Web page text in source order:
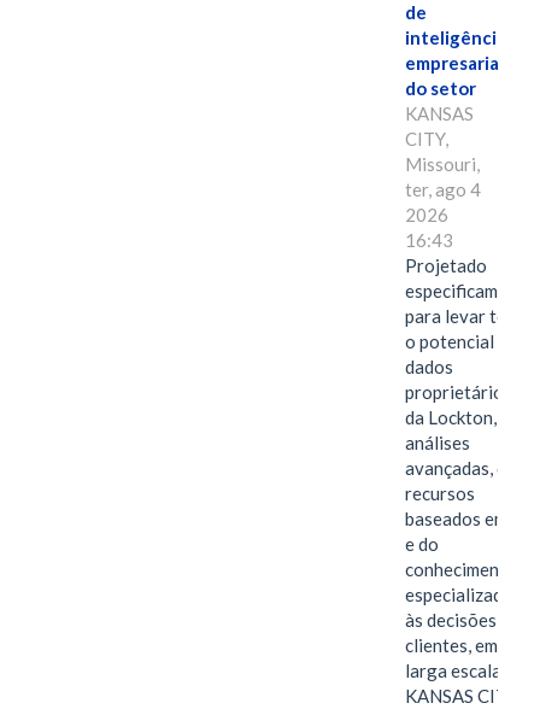
de
inteligência
empresarial
do setor
KANSAS
CITY,
Missouri,
ter, ago 4
2026
16:43
Projetado
especificamente
para levar todo
o potencial dos
dados
proprietários
da Lockton, das
análises
avançadas, dos
recursos
baseados em IA
e do
conhecimento
especializado
às decisões dos
clientes, em
larga escala
KANSAS CITY,…